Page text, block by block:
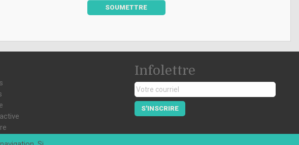
SOUMETTRE
Infolettre
S'INSCRIRE